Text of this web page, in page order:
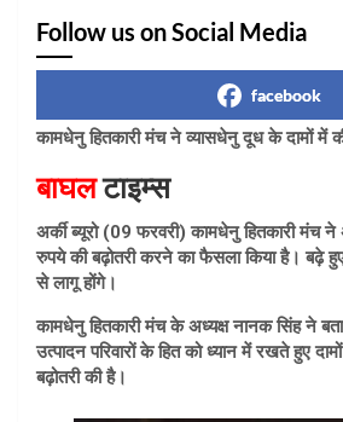
Follow us on Social Media
facebook
कामधेनु हितकारी मंच ने व्यासधेनु दूध के दामों में
बाघलटाइम्स
अर्की ब्यूरो (09 फरवरी) कामधेनु हितकारी मंच
रुपये की बढ़ोतरी करने का फैसला किया है। बढ़े
से लागू होंगे।
कामधेनु हितकारी मंच के अध्यक्ष नानक सिंह ने
उत्पादन परिवारों के हित को ध्यान में रखते हुए
बढ़ोतरी की है।